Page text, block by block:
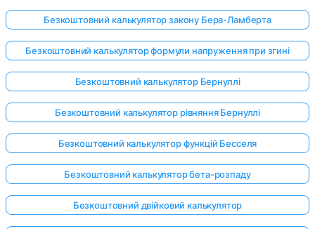
Безкоштовний калькулятор закону Бера-Ламберта
Безкоштовний калькулятор формули напруження при згині
Безкоштовний калькулятор Бернуллі
Безкоштовний калькулятор рівняння Бернуллі
Безкоштовний калькулятор функцій Бесселя
Безкоштовний калькулятор бета-розпаду
Безкоштовний двійковий калькулятор